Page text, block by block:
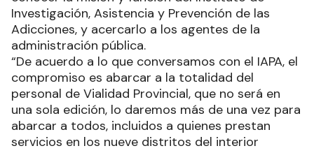
Investigación, Asistencia y Prevención de las
Adicciones, y acercarlo a los agentes de la
administración pública.
“De acuerdo a lo que conversamos con el IAPA, el
compromiso es abarcar a la totalidad del
personal de Vialidad Provincial, que no será en
una sola edición, lo daremos más de una vez para
abarcar a todos, incluidos a quienes prestan
servicios en los nueve distritos del interior